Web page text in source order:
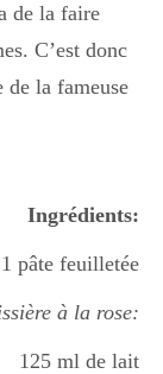
de la faire
C’est donc
de la fameuse
Ingrédients:
1 pâte feuilletée
à la rose:
125 ml de lait